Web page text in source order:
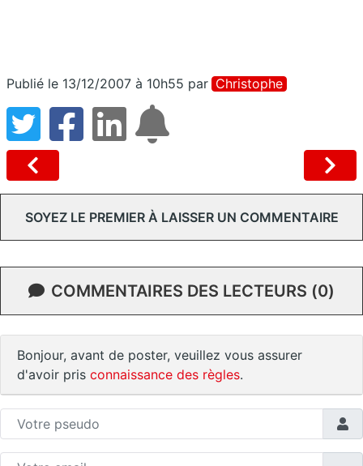
Publié le 13/12/2007 à 10h55 par Christophe
SOYEZ LE PREMIER À LAISSER UN COMMENTAIRE
COMMENTAIRES DES LECTEURS (0)
Bonjour, avant de poster, veuillez vous assurer
d'avoir pris connaissance des règles.